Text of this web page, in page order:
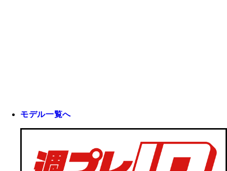
モデル一覧へ